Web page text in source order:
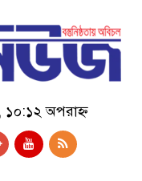
অপরাহ্ন